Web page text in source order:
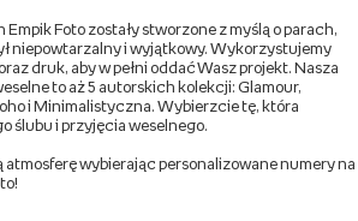
Foto zostały stworzone z myślą o parach,
niepowtarzalny i wyjątkowy. Wykorzystujemy
druk, aby w pełni oddać Wasz projekt. Nasza
to aż 5 autorskich kolekcji: Glamour,
i Minimalistyczna. Wybierzcie tę, która
ślubu i przyjęcia weselnego.
wybierając personalizowane numery na